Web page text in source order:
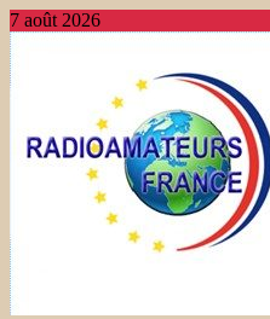
7 août 2026